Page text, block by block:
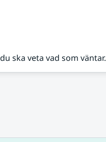
ska veta vad som väntar.